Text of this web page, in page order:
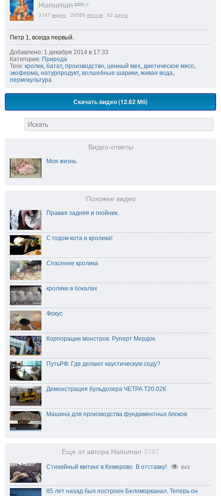
Hanuman 11373 | 0
3747 видео 26568 постов 62 друга
Петр 1, всегда первый.
Добавлено: 1 декабря 2014 в 17:33
Категория: Природа
Теги: кролик, батат, производство, ценный мех, диетическое мясо,
экоферма, натурпродукт, волшебные шарики, живая вода,
пермокультура
Скачать видео (12.62 Мб)
Видео-ответы
Моя жизнь
Похожее видео
Правая задняя и гнойник.
С годом кота и кролика!
Спасение кролика
кролики в бокалах
Фокус
Корпорации монстров. Руперт Мердок.
ПутьРФ. Где делают каустическую соду?
Демонстрация бульдозера ЧЕТРА Т20.02К
Машина для производства фундаментных блоков
Еще от автора Hanuman 3747
Стихийный митинг в Кемерово. В отставку! 843
85 лет назад был построен Беломорканал. Теперь он